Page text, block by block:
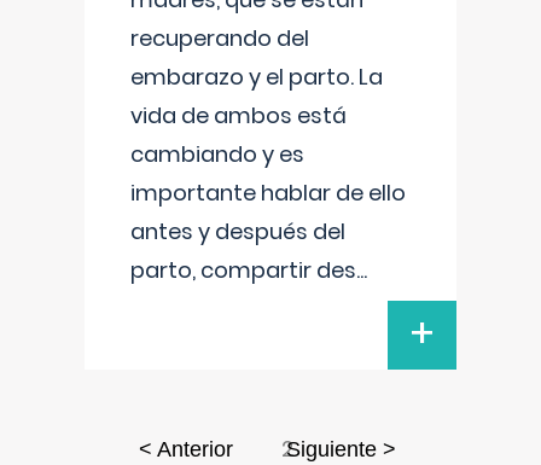
recuperando del
embarazo y el parto. La
vida de ambos está
cambiando y es
importante hablar de ello
antes y después del
parto, compartir des...
+
< Anterior 2Siguiente >